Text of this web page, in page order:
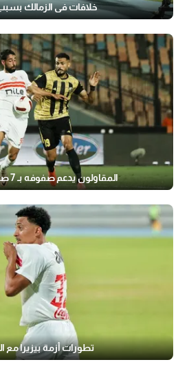
خلافات في الزمالك بسبب
المقاولون يدعم صفوفه بـ 7 صفقات سوبر
تطورات أزمة بيزيرا مع